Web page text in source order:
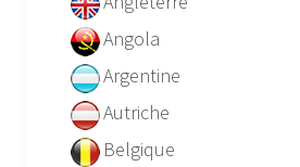
Angola
Argentine
Autriche
Belgique